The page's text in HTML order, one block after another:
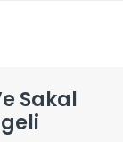
Sakal